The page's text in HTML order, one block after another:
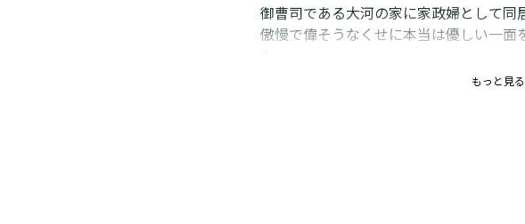
御曹司である大河の家に家政婦として同
傲慢で偉そうなくせに本当は優しい一面
そんなとき大河の従弟・天宮大樹から突
もっと見る